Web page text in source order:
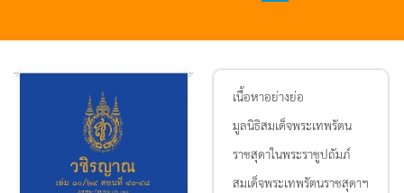
เนื้อหาอย่างย่อ
มูลนิธิสมเด็จพระเทพรัตน
ราชสุดาในพระราชูปถัมภ์
สมเด็จพระเทพรัตนราชสุดาฯ